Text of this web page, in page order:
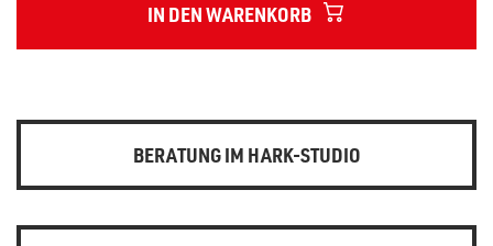
IN DEN WARENKORB
BERATUNG IM HARK-STUDIO